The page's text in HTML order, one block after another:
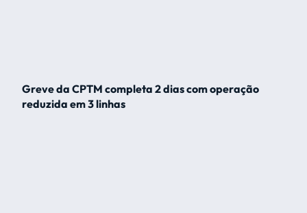
Greve da CPTM completa 2 dias com operação
reduzida em 3 linhas